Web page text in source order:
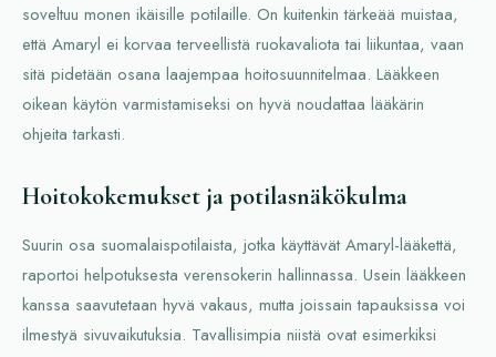
soveltuu monen ikäisille potilaille. On kuitenkin tärkeää muistaa,
että Amaryl ei korvaa terveellistä ruokavaliota tai liikuntaa, vaan
sitä pidetään osana laajempaa hoitosuunnitelmaa. Lääkkeen
oikean käytön varmistamiseksi on hyvä noudattaa lääkärin
ohjeita tarkasti.
Hoitokokemukset ja potilasnäkökulma
Suurin osa suomalaispotilaista, jotka käyttävät Amaryl-lääkettä,
raportoi helpotuksesta verensokerin hallinnassa. Usein lääkkeen
kanssa saavutetaan hyvä vakaus, mutta joissain tapauksissa voi
ilmestyä sivuvaikutuksia. Tavallisimpia niistä ovat esimerkiksi